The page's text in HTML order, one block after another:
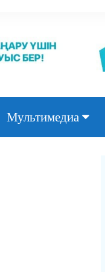
Мультимедиа